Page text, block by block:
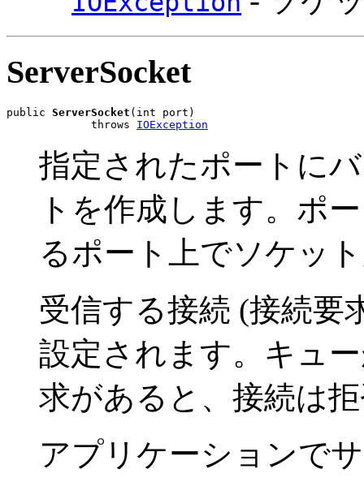
ServerSocket
public ServerSocket (int port)
             throws
IOException
指定されたポートに
トを作成します。ポ
るポート上でソケッ
受信する接続 (接続要
設定されます。キュ
求があると、接続は
アプリケーションで